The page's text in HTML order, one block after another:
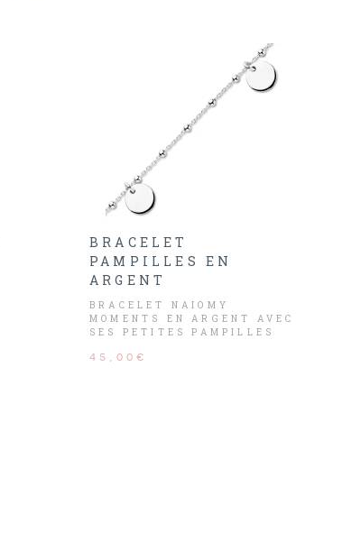
BRACELET
PAMPILLES EN
ARGENT
BRACELET NAIOMY
MOMENTS EN ARGENT AVEC
SES PETITES PAMPILLES
45,00€